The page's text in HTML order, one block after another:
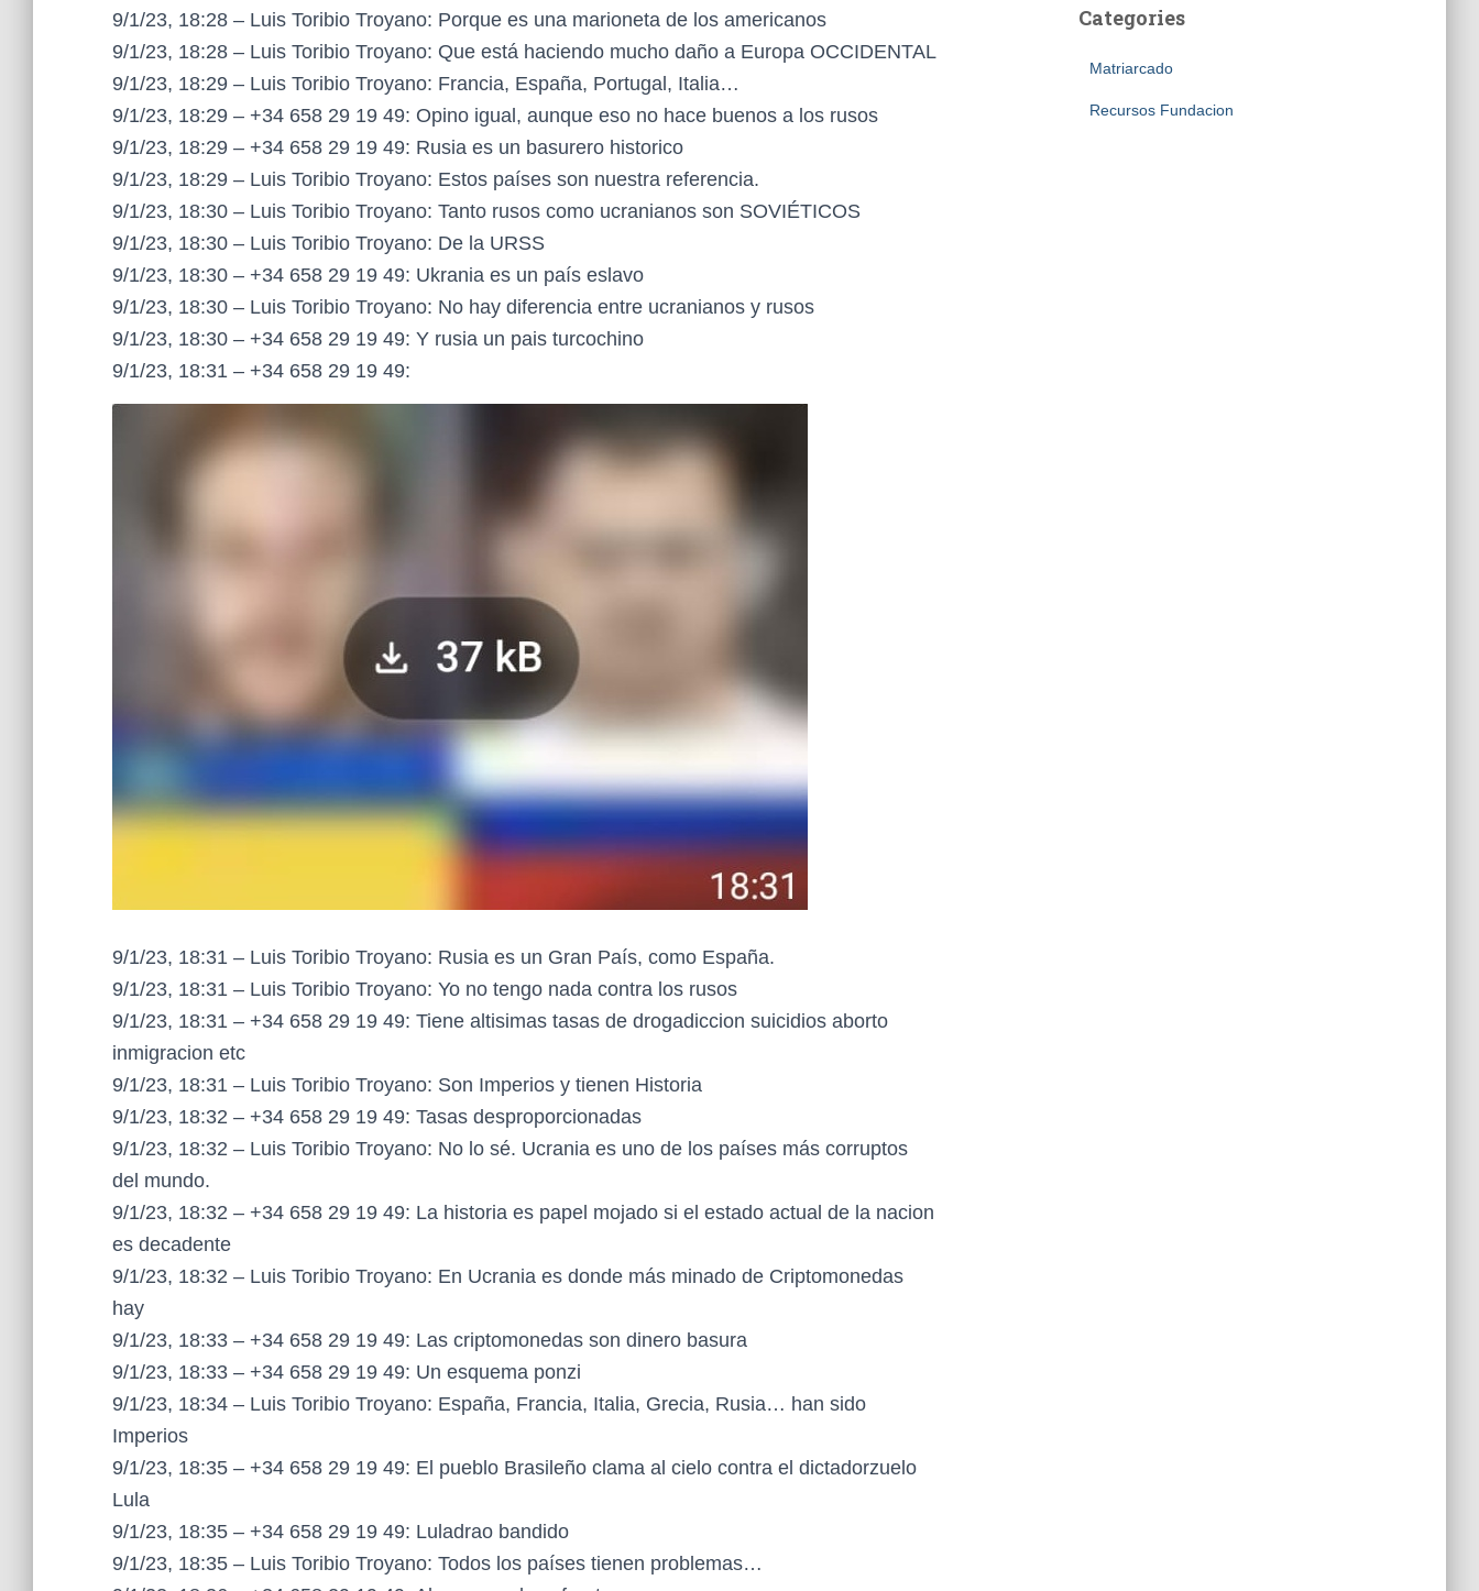
9/1/23, 18:28 – Luis Toribio Troyano: Porque es una marioneta de los americanos
9/1/23, 18:28 – Luis Toribio Troyano: Que está haciendo mucho daño a Europa OCCIDENTAL
9/1/23, 18:29 – Luis Toribio Troyano: Francia, España, Portugal, Italia…
9/1/23, 18:29 – +34 658 29 19 49: Opino igual, aunque eso no hace buenos a los rusos
9/1/23, 18:29 – +34 658 29 19 49: Rusia es un basurero historico
9/1/23, 18:29 – Luis Toribio Troyano: Estos países son nuestra referencia.
9/1/23, 18:30 – Luis Toribio Troyano: Tanto rusos como ucranianos son SOVIÉTICOS
9/1/23, 18:30 – Luis Toribio Troyano: De la URSS
9/1/23, 18:30 – +34 658 29 19 49: Ukrania es un país eslavo
9/1/23, 18:30 – Luis Toribio Troyano: No hay diferencia entre ucranianos y rusos
9/1/23, 18:30 – +34 658 29 19 49: Y rusia un pais turcochino
9/1/23, 18:31 – +34 658 29 19 49:
9/1/23, 18:31 – Luis Toribio Troyano: Rusia es un Gran País, como España.
9/1/23, 18:31 – Luis Toribio Troyano: Yo no tengo nada contra los rusos
9/1/23, 18:31 – +34 658 29 19 49: Tiene altisimas tasas de drogadiccion suicidios aborto
inmigracion etc
9/1/23, 18:31 – Luis Toribio Troyano: Son Imperios y tienen Historia
9/1/23, 18:32 – +34 658 29 19 49: Tasas desproporcionadas
9/1/23, 18:32 – Luis Toribio Troyano: No lo sé. Ucrania es uno de los países más corruptos
del mundo.
9/1/23, 18:32 – +34 658 29 19 49: La historia es papel mojado si el estado actual de la nacion
es decadente
9/1/23, 18:32 – Luis Toribio Troyano: En Ucrania es donde más minado de Criptomonedas
hay
9/1/23, 18:33 – +34 658 29 19 49: Las criptomonedas son dinero basura
9/1/23, 18:33 – +34 658 29 19 49: Un esquema ponzi
9/1/23, 18:34 – Luis Toribio Troyano: España, Francia, Italia, Grecia, Rusia… han sido
Imperios
9/1/23, 18:35 – +34 658 29 19 49: El pueblo Brasileño clama al cielo contra el dictadorzuelo
Lula
9/1/23, 18:35 – +34 658 29 19 49: Luladrao bandido
9/1/23, 18:35 – Luis Toribio Troyano: Todos los países tienen problemas…
Categories
Matriarcado
Recursos Fundacion